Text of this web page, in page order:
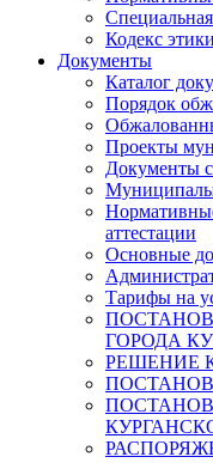
Кодекс
Документы
Каталог
Порядок
Проекты
Документы
аттестации
Основные
Тарифы на
ГОРОДА
РЕШЕНИЕ